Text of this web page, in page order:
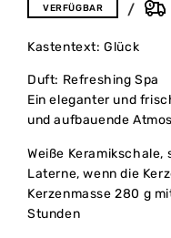
VERFÜGBAR
Kastentext: Glück
Duft: Refreshing Spa
Ein eleganter und
und aufbauende
Weiße
Laterne, wenn die
Kerzenmasse 280 g
Stunden